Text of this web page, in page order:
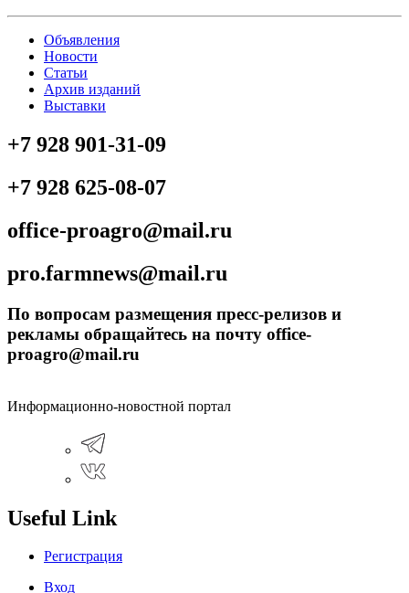
Объявления
Новости
Статьи
Архив изданий
Выставки
+7 928 901-31-09
+7 928 625-08-07
office-proagro@mail.ru
pro.farmnews@mail.ru
По вопросам размещения пресс-релизов и
рекламы обращайтесь на почту office-
proagro@mail.ru
Информационно-новостной портал
Useful Link
Регистрация
Вход